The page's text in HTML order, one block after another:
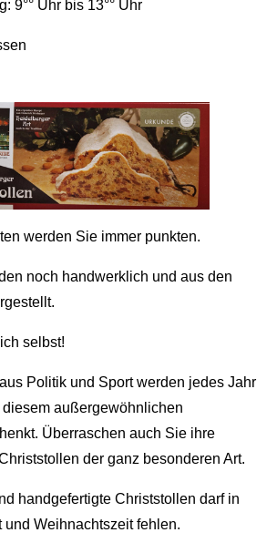
9°° Uhr bis 13°° Uhr
werden Sie immer punkten.
noch handwerklich und aus den
selbst!
Politik und Sport werden jedes Jahr
außergewöhnlichen
Überraschen auch Sie ihre
der ganz besonderen Art.
handgefertigte Christstollen darf in
und Weihnachtszeit fehlen.